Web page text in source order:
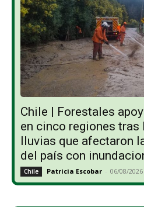
Chile | Forestales
en cinco regiones tras
lluvias que afectaron
del país con
Chile Patricia Escobar - 06/08/2026